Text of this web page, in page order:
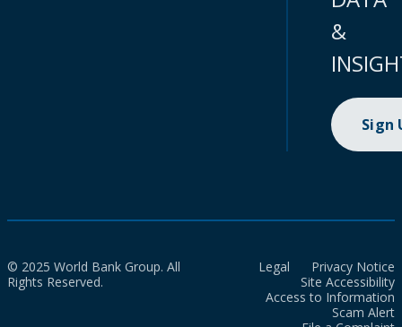
&
Sign
© 2025 World Bank Group. All
Rights Reserved.
Legal
Privacy Notice
Site Accessibility
Access to Information
Scam Alert